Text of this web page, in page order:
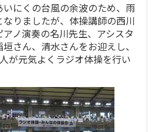
いにくの台風の余波のため、雨
なりましたが、体操講師の西川
ノ演奏の名川先生、アシスタ
さん、清水さんをお迎えし、
が元気よくラジオ体操を行い